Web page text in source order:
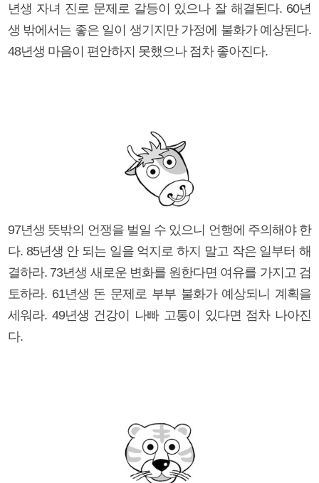
년생 자녀 진로 문제로 갈등이 있으나 잘 해결된다. 60년
생 밖에서는 좋은 일이 생기지만 가정에 불화가 예상된다.
48년생 마음이 편안하지 못했으나 점차 좋아진다.
97년생 뜻밖의 언쟁을 벌일 수 있으니 언행에 주의해야 한
다. 85년생 안 되는 일을 억지로 하지 말고 작은 일부터 해
결하라. 73년생 새로운 변화를 원한다면 여유를 가지고 검
토하라. 61년생 돈 문제로 부부 불화가 예상되니 계획을
세워라. 49년생 건강이 나빠 고통이 있다면 점차 나아진
다.